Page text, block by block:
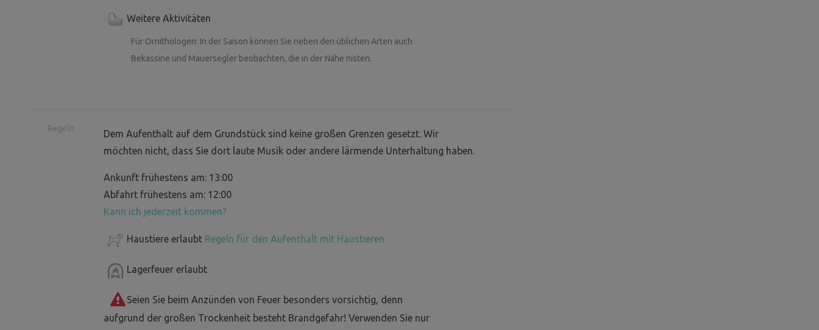
Weitere Aktivitäten
Für Ornithologen: In der Saison können Sie neben den üblichen Arten auch
Bekassine und Mauersegler beobachten, die in der Nähe nisten.
Regeln
Dem Aufenthalt auf dem Grundstück sind keine großen Grenzen gesetzt. Wir
möchten nicht, dass Sie dort laute Musik oder andere lärmende Unterhaltung haben.
Ankunft frühestens am: 13:00
Abfahrt frühestens am: 12:00
Kann ich jederzeit kommen?
Haustiere erlaubt Regeln für den Aufenthalt mit Haustieren
Lagerfeuer erlaubt
Seien Sie beim Anzünden von Feuer besonders vorsichtig, denn
aufgrund der großen Trockenheit besteht Brandgefahr! Verwenden Sie nur